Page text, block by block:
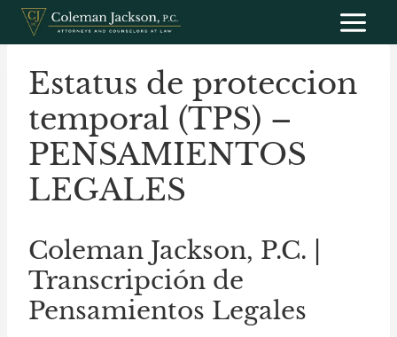
Saltar
contenido
Estatus de proteccion
temporal (TPS) –
PENSAMIENTOS
LEGALES
Coleman Jackson, P.C. |
Transcripción de
Pensamientos Legales